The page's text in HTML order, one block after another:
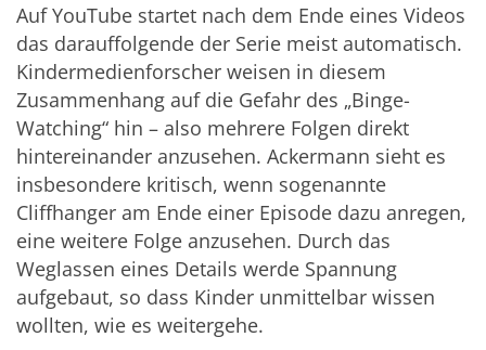
Auf YouTube startet nach dem Ende eines Videos
das darauffolgende der Serie meist automatisch.
Kindermedienforscher weisen in diesem
Zusammenhang auf die Gefahr des „Binge-
Watching“ hin – also mehrere Folgen direkt
hintereinander anzusehen. Ackermann sieht es
insbesondere kritisch, wenn sogenannte
Cliffhanger am Ende einer Episode dazu anregen,
eine weitere Folge anzusehen. Durch das
Weglassen eines Details werde Spannung
aufgebaut, so dass Kinder unmittelbar wissen
wollten, wie es weitergehe.